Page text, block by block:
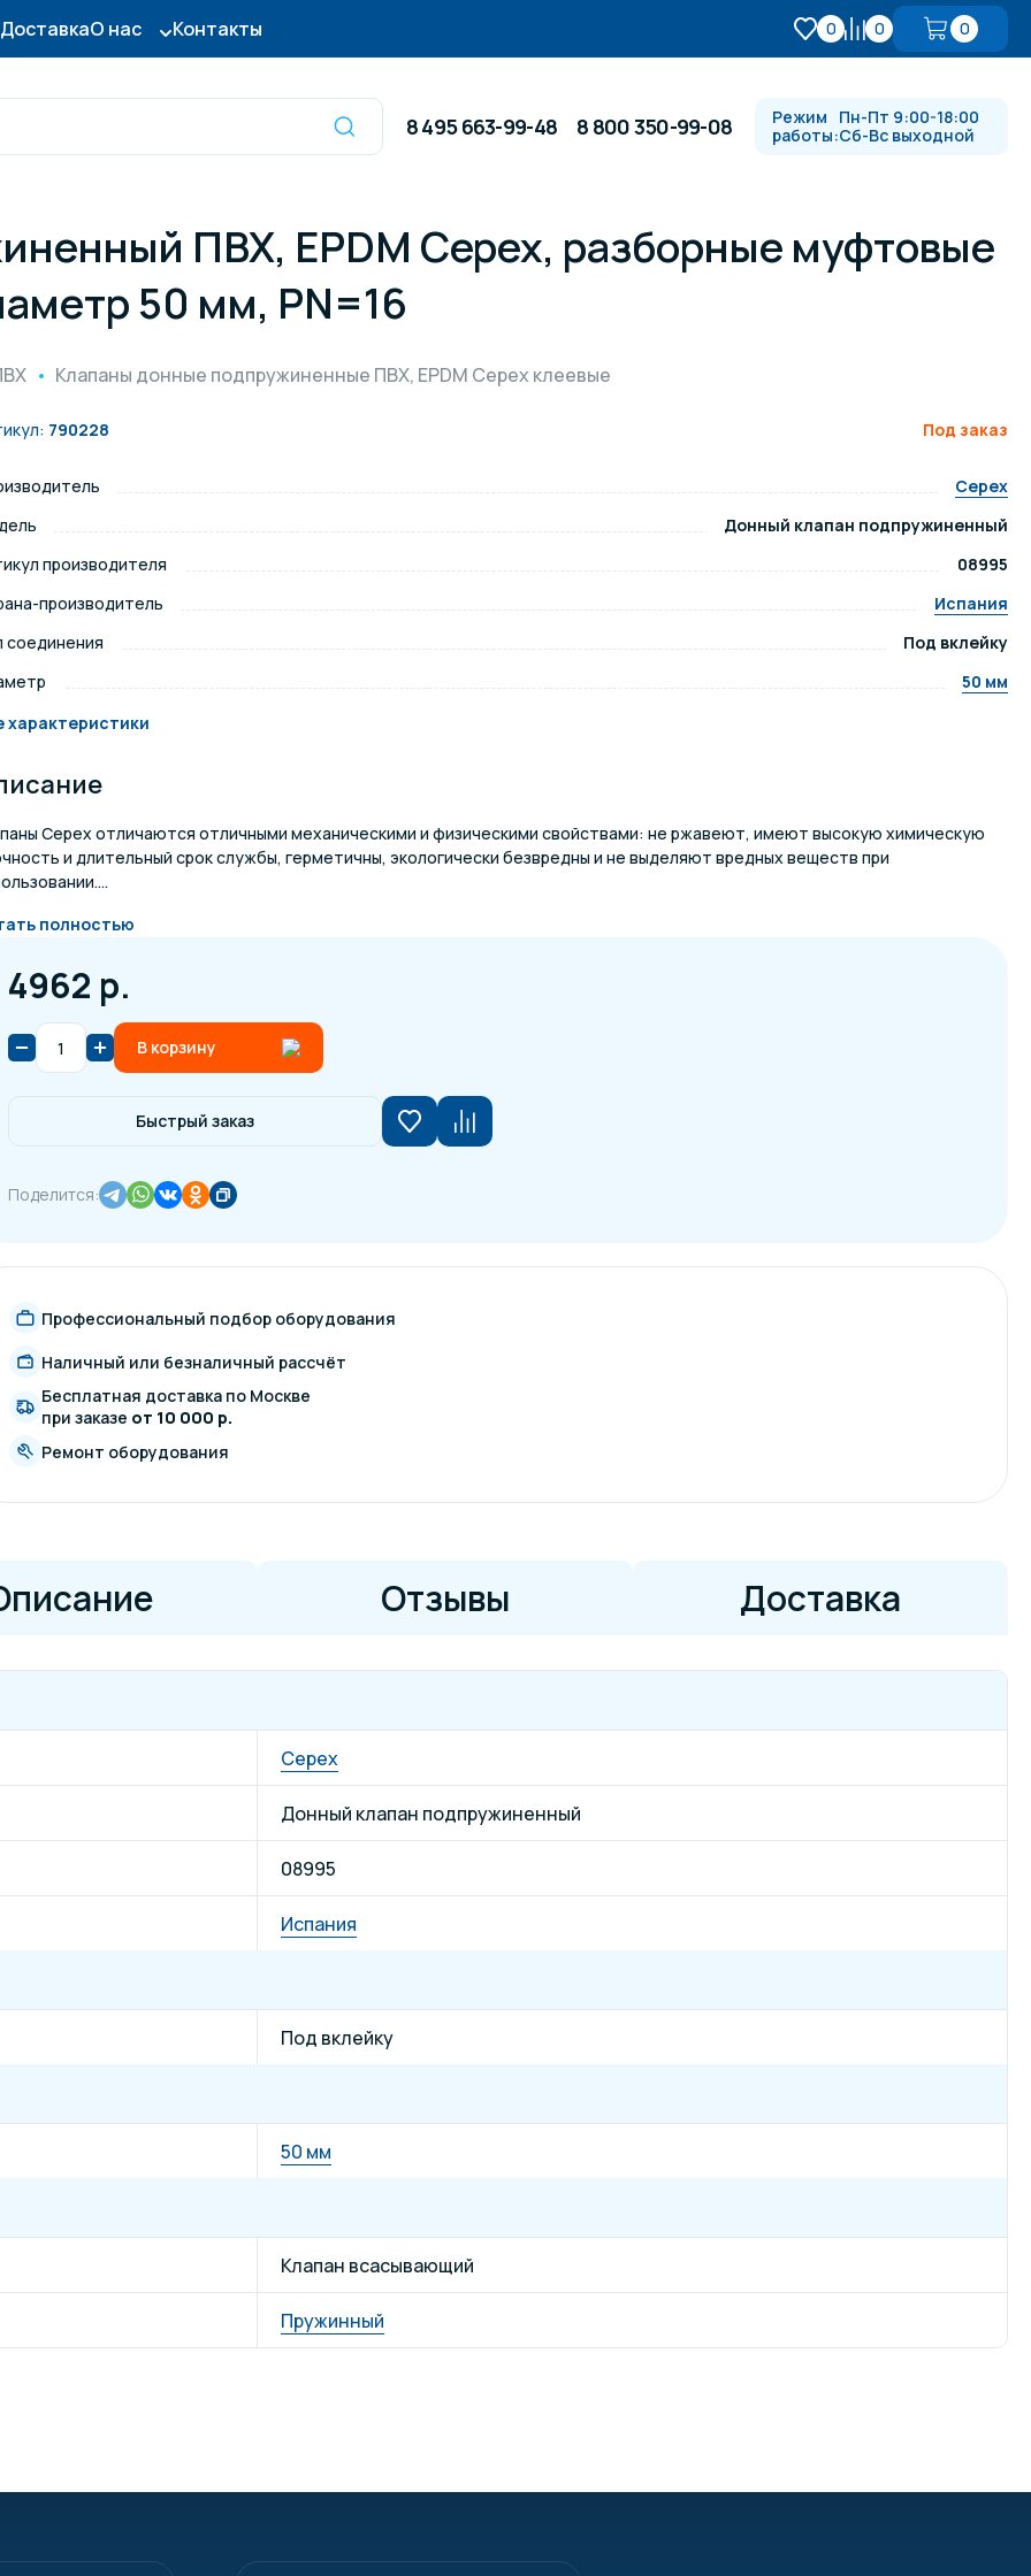
ДоставкаО нас Контакты 0 0 0
для бассейна
Оборудование для
дезинфекции
Противотоки и гидромассажи
и поручни
покрытия
и подсветка для
материалы Оборудование для хаммамов
8 495 663-99-48 8 800 350-99-08
Режим
работы:
Пн-Пт 9:00-18:00
Сб-Вс выходной
ПВХ, EPDM Cepex, разборные муфтовые
50 мм, PN=16
Клапаны донные подпружиненные ПВХ, EPDM Cepex клеевые
790228 Под заказ
Cepex
Донный клапан подпружиненный
производителя
08995
производитель
Испания
соединения
Под вклейку
50 мм
характеристики
Cepex отличаются отличными механическими и физическими свойствами: не ржавеют, имеют высокую химическую
и длительный срок службы, герметичны, экологически безвредны и не выделяют вредных веществ при
полностью
4962 р.
В корзину
Быстрый заказ
Поделится:
Профессиональный подбор оборудования
Наличный или безналичный рассчёт
Бесплатная доставка по Москве
при заказе от 10 000 р.
Ремонт оборудования
Отзывы Доставка
Cepex
Донный клапан подпружиненный
08995
Испания
Под вклейку
50 мм
Клапан всасывающий
Пружинный